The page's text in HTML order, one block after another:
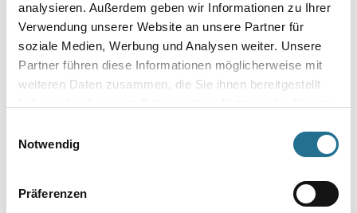
analysieren. Außerdem geben wir Informationen zu Ihrer
Verwendung unserer Website an unsere Partner für
soziale Medien, Werbung und Analysen weiter. Unsere
Partner führen diese Informationen möglicherweise mit
weiteren Daten zusammen, die Sie ihnen bereitgestellt
Notwendig
Präferenzen
Umrechnungsfaktoren